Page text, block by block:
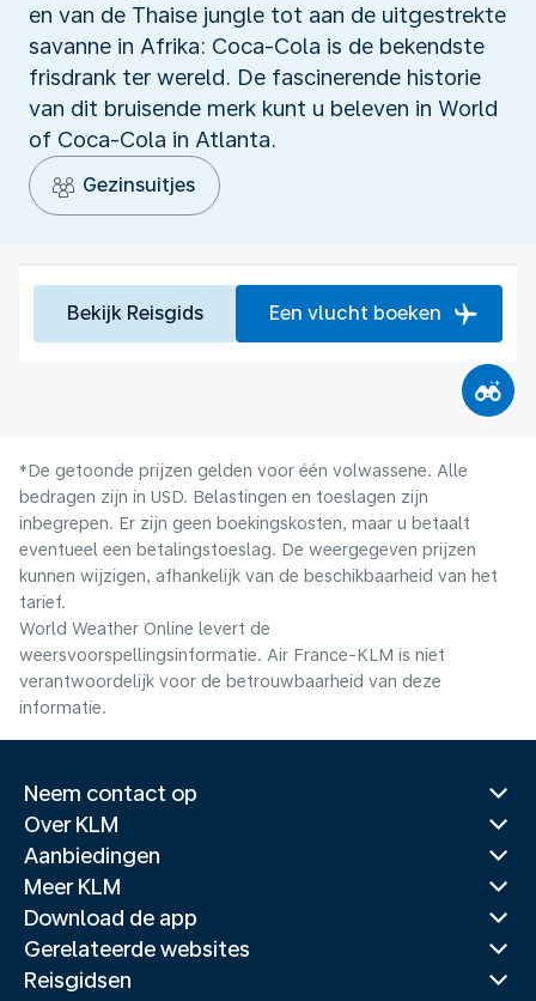
en van de Thaise jungle tot aan de uitgestrekte
savanne in Afrika: Coca-Cola is de bekendste
frisdrank ter wereld. De fascinerende historie
van dit bruisende merk kunt u beleven in World
of Coca-Cola in Atlanta.
Gezinsuitjes
Bekijk Reisgids Een vlucht boeken
*De getoonde prijzen gelden voor één volwassene. Alle
bedragen zijn in USD. Belastingen en toeslagen zijn
inbegrepen. Er zijn geen boekingskosten, maar u betaalt
eventueel een betalingstoeslag. De weergegeven prijzen
kunnen wijzigen, afhankelijk van de beschikbaarheid van het
tarief.
World Weather Online levert de
weersvoorspellingsinformatie. Air France-KLM is niet
verantwoordelijk voor de betrouwbaarheid van deze
informatie.
Neem contact op
Over KLM
Aanbiedingen
Meer KLM
Download de app
Gerelateerde websites
Reisgidsen